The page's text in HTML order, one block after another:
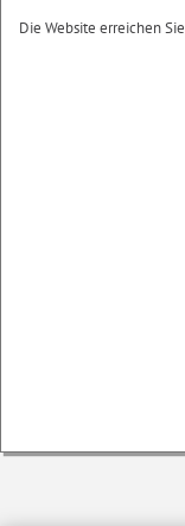
Die Website erreichen Sie